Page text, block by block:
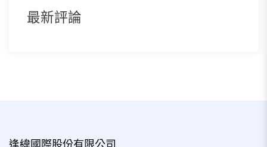
最新評論